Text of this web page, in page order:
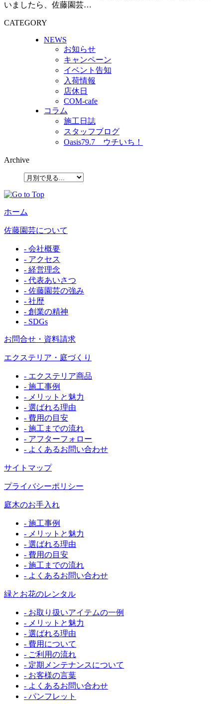
いましたら、佐藤園芸…
CATEGORY
NEWS
お知らせ
キャンペーン
イベント告知
入荷情報
店休日
COM-cafe
コラム
施工日誌
スタッフブログ
Oasis79.7 ウチいち！
Archive
ホーム
佐藤園芸について
- 会社概要
- アクセス
- 経営理念
- 代表あいさつ
- 佐藤園芸の強み
- 社歴
- 創業の精神
- SDGs
お問合せ・資料請求
エクステリア・庭づくり
- エクステリア商品
- 施工事例
- メリットと魅力
- 選ばれる理由
- 費用の目安
- 施工までの流れ
- アフターフォロー
- よくあるお問い合わせ
サイトマップ
プライバシーポリシー
庭木のお手入れ
- 施工事例
- メリットと魅力
- 選ばれる理由
- 費用の目安
- 施工までの流れ
- よくあるお問い合わせ
緑とお花のレンタル
- お取り扱いアイテムの一例
- メリットと魅力
- 選ばれる理由
- 費用について
- ご利用の流れ
- 定期メンテナンスについて
- お客様の言葉
- よくあるお問い合わせ
- パンフレット